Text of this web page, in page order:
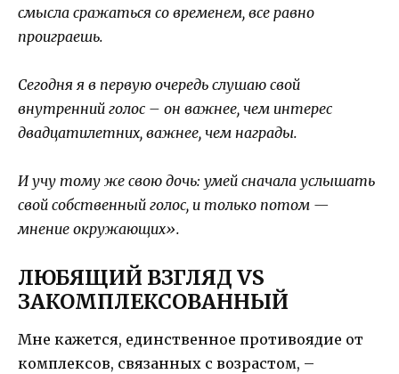
смысла сражаться со временем, все равно
проиграешь.
Сегодня я в первую очередь слушаю свой
внутренний голос – он важнее, чем интерес
двадцатилетних, важнее, чем награды.
И учу тому же свою дочь: умей сначала услышать
свой собственный голос, и только потом —
мнение окружающих».
ЛЮБЯЩИЙ ВЗГЛЯД VS
ЗАКОМПЛЕКСОВАННЫЙ
Мне кажется, единственное противоядие от
комплексов, связанных с возрастом, –